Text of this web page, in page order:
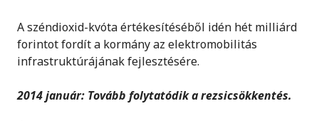
A széndioxid-kvóta értékesítéséből idén hét milliárd
forintot fordít a kormány az elektromobilitás
infrastruktúrájának fejlesztésére.
2014 január: Tovább folytatódik a rezsicsökkentés.